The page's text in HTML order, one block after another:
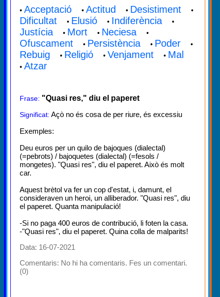
• Acceptació • Actitud • Desistiment •
Dificultat • Elusió • Indiferència •
Justícia • Mort • Neciesa •
Ofuscament • Persistència • Poder •
Rebuig • Religió • Venjament • Mal
• Atzar
Frase: "Quasi res," diu el paperet
Significat: Açò no és cosa de per riure, és excessiu
Exemples:
Deu euros per un quilo de bajoques (dialectal)
(=pebrots) / bajoquetes (dialectal) (=fesols /
mongetes). "Quasi res", diu el paperet. Això és molt
car.
Aquest brètol va fer un cop d'estat, i, damunt, el
consideraven un heroi, un alliberador. "Quasi res", diu
el paperet. Quanta manipulació!
-Si no paga 400 euros de contribució, li foten la casa.
-"Quasi res", diu el paperet. Quina colla de malparits!
Data: 16-07-2021
Comentaris: No hi ha comentaris. Fes un comentari.
(0)